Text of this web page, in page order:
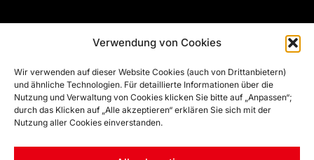
Verwendung von Cookies
Wir verwenden auf dieser Website Cookies (auch von Drittanbietern)
und ähnliche Technologien. Für detaillierte Informationen über die
Nutzung und Verwaltung von Cookies klicken Sie bitte auf „Anpassen“;
durch das Klicken auf „Alle akzeptieren“ erklären Sie sich mit der
Nutzung aller Cookies einverstanden.
© EFZ WELT | ALL RIGHTS RESERVED